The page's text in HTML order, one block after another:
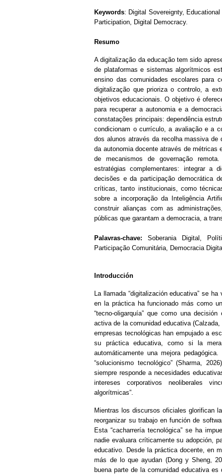
Keywords: Digital Sovereignty,
Participation, Digital Democracy.
Resumo
A digitalização da educação tem sido
de plataformas e sistemas algorítmicos
ensino das comunidades escolares para
digitalização que prioriza o controlo, a
objetivos educacionais. O objetivo é
para recuperar a autonomia e a
constatações principais: dependência
condicionam o currículo, a avaliação e a
dos alunos através da recolha massiva de
da autonomia docente através de métricas
de mecanismos de governação
estratégias complementares: integrar a
decisões e da participação democrática
críticas, tanto institucionais, como
sobre a incorporação da Inteligência
construir alianças com as
públicas que garantam a democracia, a
Palavras‑chave: Soberania Digital,
Participação Comunitária, Democracia
Introducción
La llamada “digitalización educativa” se
en la práctica ha funcionado más como
“tecno-oligarquía” que como una
activa de la comunidad educativa
empresas tecnológicas han empujado a
su práctica educativa, como si la
automáticamente una mejora
“solucionismo tecnológico” (Sharma,
siempre responde a necesidades
intereses corporativos neoliberales
algorítmicas”.
Mientras los discursos oficiales glorifican
reorganizar su trabajo en función de
Esta “cacharrería tecnológica” se ha
nadie evaluara críticamente su adopción,
educativo. Desde la práctica docente, en
más de lo que ayudan (Dong y Sheng,
buena parte de la comunidad educativa